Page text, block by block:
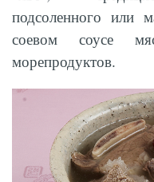
подсоленного или
соевом соусе
морепродуктов.